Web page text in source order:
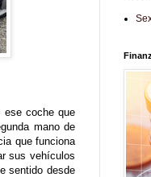
ese coche que
mano de
que funciona
sus vehículos
sentido desde